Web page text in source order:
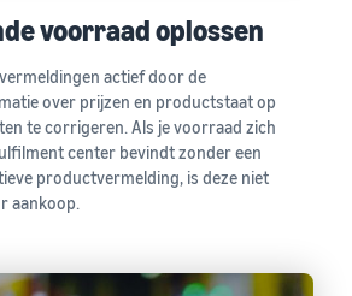
voorraad oplossen
actief door de
over prijzen en productstaat op
te corrigeren. Als je voorraad zich
center bevindt zonder een
productvermelding, is deze niet
aankoop.